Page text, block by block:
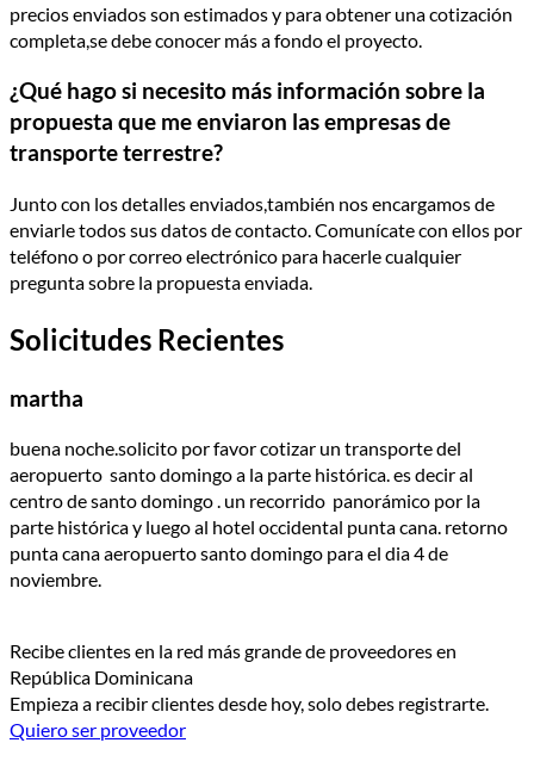
precios enviados son estimados y para obtener una cotización
completa,se debe conocer más a fondo el proyecto.
¿Qué hago si necesito más información sobre la
propuesta que me enviaron las empresas de
transporte terrestre?
Junto con los detalles enviados,también nos encargamos de
enviarle todos sus datos de contacto. Comuní­cate con ellos por
teléfono o por correo electrónico para hacerle cualquier
pregunta sobre la propuesta enviada.
Solicitudes Recientes
martha
buena noche.solicito por favor cotizar un transporte del
aeropuerto santo domingo a la parte histórica. es decir al
centro de santo domingo . un recorrido panorámico por la
parte histórica y luego al hotel occidental punta cana. retorno
punta cana aeropuerto santo domingo para el dia 4 de
noviembre.
Recibe clientes en la red más grande de proveedores en
República Dominicana
Empieza a recibir clientes desde hoy, solo debes registrarte.
Quiero ser proveedor